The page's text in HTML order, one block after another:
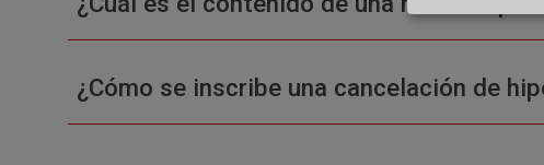
¿Cómo se inscribe una cancelación de